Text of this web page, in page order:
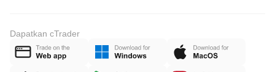
Dapatkan cTrader